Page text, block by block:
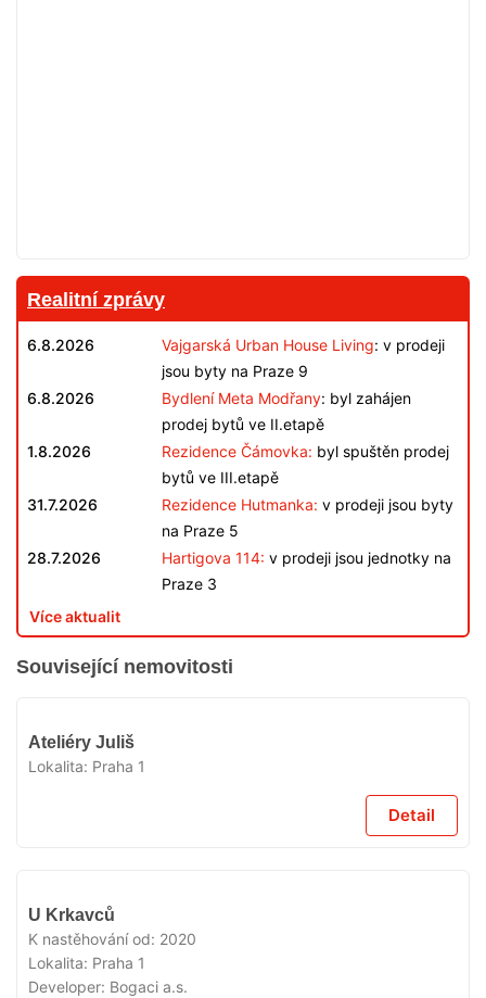
Realitní zprávy
6.8.2026 Vajgarská Urban House Living: v prodeji
jsou byty na Praze 9
6.8.2026
Bydlení Meta Modřany: byl zahájen
prodej bytů ve II.etapě
1.8.2026
Rezidence Čámovka: byl spuštěn prodej
bytů ve III.etapě
31.7.2026
Rezidence Hutmanka: v prodeji jsou byty
na Praze 5
28.7.2026
Hartigova 114: v prodeji jsou jednotky na
Praze 3
Více aktualit
Související nemovitosti
Ateliéry Juliš
Lokalita: Praha 1
Detail
U Krkavců
K nastěhování od: 2020
Lokalita: Praha 1
Developer: Bogaci a.s.